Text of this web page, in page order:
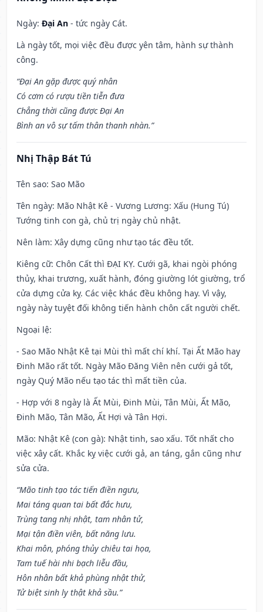
Ngày: Đại An - tức ngày Cát.
Là ngày tốt, mọi việc đều được yên tâm, hành sự thành
công.
“Đại An gặp được quý nhân
Có cơm có rượu tiền tiễn đưa
Chẳng thời cũng được Đại An
Bình an vô sự tấm thân thanh nhàn.”
Nhị Thập Bát Tú
Tên sao: Sao Mão
Tên ngày: Mão Nhật Kê - Vương Lương: Xấu (Hung Tú)
Tướng tinh con gà, chủ trị ngày chủ nhật.
Nên làm: Xây dựng cũng như tạo tác đều tốt.
Kiêng cữ: Chôn Cất thì ĐẠI KỴ. Cưới gã, khai ngòi phóng
thủy, khai trương, xuất hành, đóng giường lót giường, trổ
cửa dựng cửa kỵ. Các việc khác đều không hay. Vì vậy,
ngày này tuyệt đối không tiến hành chôn cất người chết.
Ngoại lệ:
- Sao Mão Nhật Kê tại Mùi thì mất chí khí. Tại Ất Mão hay
Đinh Mão rất tốt. Ngày Mão Đăng Viên nên cưới gả tốt,
ngày Quý Mão nếu tạo tác thì mất tiền của.
- Hợp với 8 ngày là Ất Mùi, Đinh Mùi, Tân Mùi, Ất Mão,
Đinh Mão, Tân Mão, Ất Hợi và Tân Hợi.
Mão: Nhật Kê (con gà): Nhật tinh, sao xấu. Tốt nhất cho
việc xây cất. Khắc kỵ việc cưới gả, an táng, gắn cũng như
sửa cửa.
“Mão tinh tạo tác tiến điền ngưu,
Mai táng quan tai bất đắc hưu,
Trùng tang nhị nhật, tam nhân tử,
Mại tận điền viên, bất năng lưu.
Khai môn, phóng thủy chiêu tai họa,
Tam tuế hài nhi bạch liễu đầu,
Hôn nhân bất khả phùng nhật thử,
Tử biệt sinh ly thật khả sầu.”